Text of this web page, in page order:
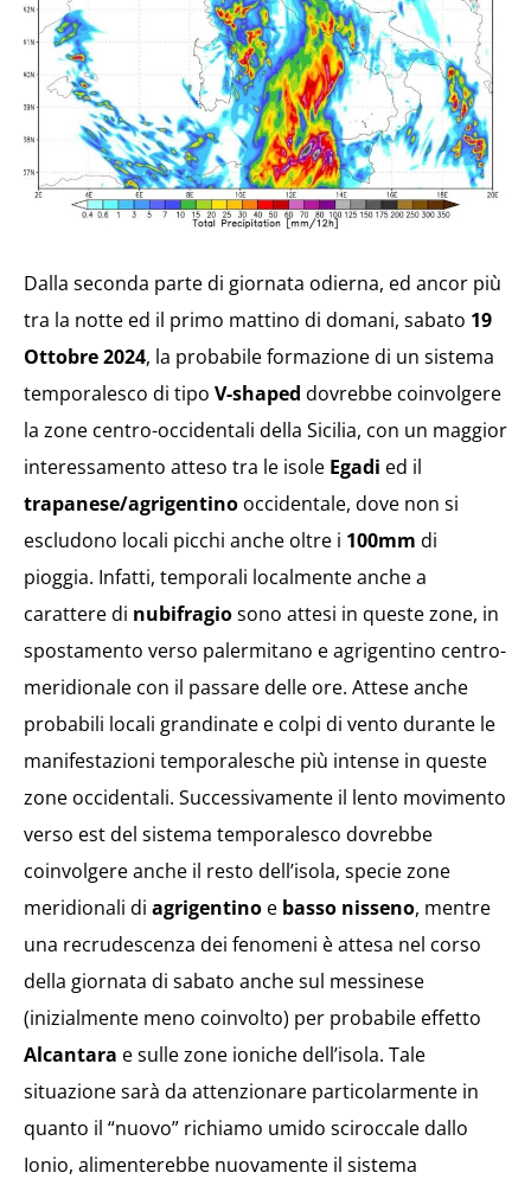
Dalla seconda parte di giornata odierna, ed ancor più
tra la notte ed il primo mattino di domani, sabato 19
Ottobre 2024, la probabile formazione di un sistema
temporalesco di tipo V-shaped dovrebbe coinvolgere
la zone centro-occidentali della Sicilia, con un maggior
interessamento atteso tra le isole Egadi ed il
trapanese/agrigentino occidentale, dove non si
escludono locali picchi anche oltre i 100mm di
pioggia. Infatti, temporali localmente anche a
carattere di nubifragiosono attesi in queste zone, in
spostamento verso palermitano e agrigentino centro-
meridionale con il passare delle ore. Attese anche
probabili locali grandinate e colpi di vento durante le
manifestazioni temporalesche più intense in queste
zone occidentali. Successivamente il lento movimento
verso est del sistema temporalesco dovrebbe
coinvolgere anche il resto dell’isola, specie zone
meridionali di agrigentino e basso nisseno, mentre
una recrudescenza dei fenomeni è attesa nel corso
della giornata di sabato anche sul messinese
(inizialmente meno coinvolto) per probabile effetto
Alcantara e sulle zone ioniche dell’isola. Tale
situazione sarà da attenzionare particolarmente in
quanto il “nuovo” richiamo umido sciroccale dallo
Ionio, alimenterebbe nuovamente il sistema